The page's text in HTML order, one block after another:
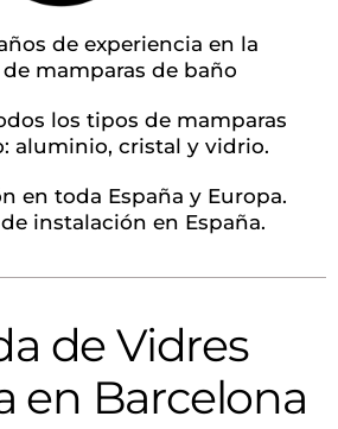
de experiencia en la
mamparas de baño
los tipos de mamparas
aluminio, cristal y vidrio.
en toda España y Europa.
instalación en España.
de Vidres
en Barcelona